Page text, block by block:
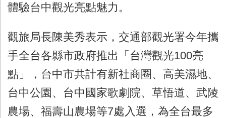
體驗台中觀光亮點魅力。
觀旅局長陳美秀表示，交通部觀光署今年攜
手全台各縣市政府推出「台灣觀光100亮
點」，台中市共計有新社商圈、高美濕地、
台中公園、台中國家歌劇院、草悟道、武陵
農場、福壽山農場等7處入選，為全台最多